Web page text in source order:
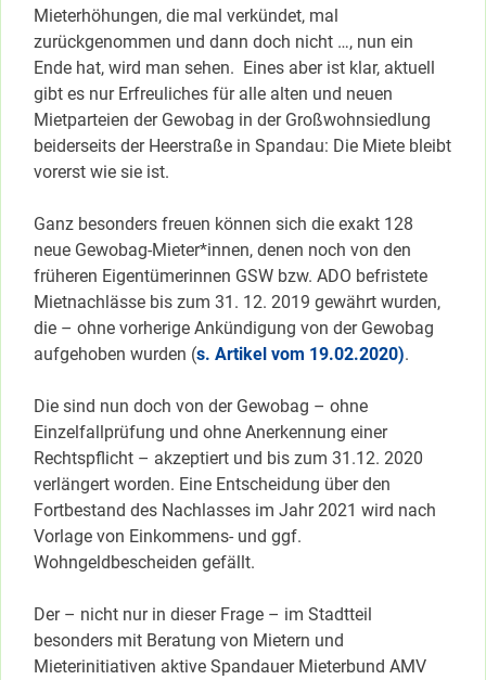
Mieterhöhungen, die mal verkündet, mal
zurückgenommen und dann doch nicht …, nun ein
Ende hat, wird man sehen. Eines aber ist klar, aktuell
gibt es nur Erfreuliches für alle alten und neuen
Mietparteien der Gewobag in der Großwohnsiedlung
beiderseits der Heerstraße in Spandau: Die Miete bleibt
vorerst wie sie ist.
Ganz besonders freuen können sich die exakt 128
neue Gewobag-Mieter*innen, denen noch von den
früheren Eigentümerinnen GSW bzw. ADO befristete
Mietnachlässe bis zum 31. 12. 2019 gewährt wurden,
die – ohne vorherige Ankündigung von der Gewobag
aufgehoben wurden (s. Artikel vom 19.02.2020).
Die sind nun doch von der Gewobag – ohne
Einzelfallprüfung und ohne Anerkennung einer
Rechtspflicht – akzeptiert und bis zum 31.12. 2020
verlängert worden. Eine Entscheidung über den
Fortbestand des Nachlasses im Jahr 2021 wird nach
Vorlage von Einkommens- und ggf.
Wohngeldbescheiden gefällt.
Der – nicht nur in dieser Frage – im Stadtteil
besonders mit Beratung von Mietern und
Mieterinitiativen aktive Spandauer Mieterbund AMV